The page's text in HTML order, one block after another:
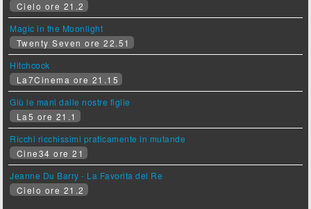
Cielo ore 21.2
Magic in the Moonlight
Twenty Seven ore 22.51
Hitchcock
La7Cinema ore 21.15
Giù le mani dalle nostre figlie
La5 ore 21.1
Ricchi ricchissimi praticamente in mutande
Cine34 ore 21
Jeanne Du Barry - La Favorita del Re
Cielo ore 21.2